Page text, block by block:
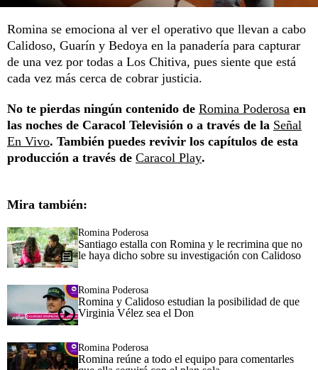
Romina se emociona al ver el operativo que llevan a cabo
Calidoso, Guarín y Bedoya en la panadería para capturar
de una vez por todas a Los Chitiva, pues siente que está
cada vez más cerca de cobrar justicia.
No te pierdas ningún contenido de Romina Poderosa en
las noches de Caracol Televisión o a través de la Señal
En Vivo. También puedes revivir los capítulos de esta
producción a través de Caracol Play.
Mira también:
Romina Poderosa
Santiago estalla con Romina y le recrimina que no
le haya dicho sobre su investigación con Calidoso
Romina Poderosa
Romina y Calidoso estudian la posibilidad de que
Virginia Vélez sea el Don
Romina Poderosa
Romina reúne a todo el equipo para comentarles